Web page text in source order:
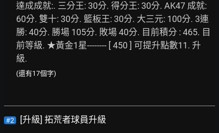
達成成就:. 三分王: 30分. 得分王: 30分. AK47 成就:
60分. 雙十: 30分. 籃板王: 30分. 大三元: 100分. 3連
勝: 40分. 勝場 105分. 敗場 40分. 目前積分 : 465. 目
前等級. ★黃金1星-------- [ 450 ] 可提升點數11. 升
級.
(還有17個字)
#2
[升級] 拓荒者球員升級